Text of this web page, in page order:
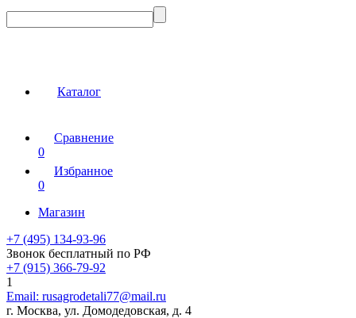
Каталог
Сравнение
0
Избранное
0
Магазин
+7 (495) 134-93-96
Звонок бесплатный по РФ
+7 (915) 366-79-92
1
Email: rusagrodetali77@mail.ru
г. Москва, ул. Домодедовская, д. 4